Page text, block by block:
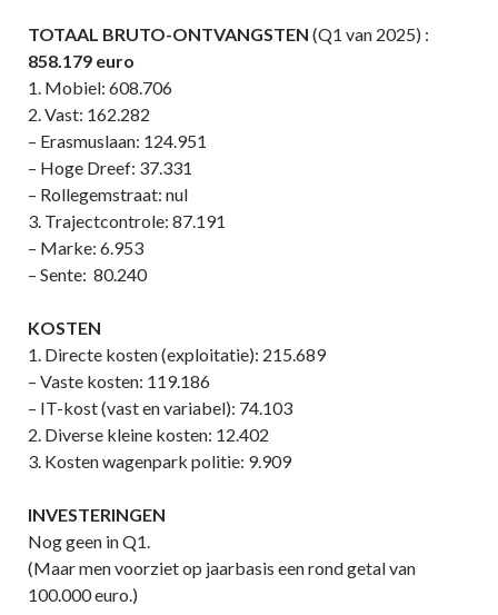
TOTAAL BRUTO-ONTVANGSTEN (Q1 van 2025) :
858.179 euro
1. Mobiel: 608.706
2. Vast: 162.282
– Erasmuslaan: 124.951
– Hoge Dreef: 37.331
– Rollegemstraat: nul
3. Trajectcontrole: 87.191
– Marke: 6.953
– Sente: 80.240
KOSTEN
1. Directe kosten (exploitatie): 215.689
– Vaste kosten: 119.186
– IT-kost (vast en variabel): 74.103
2. Diverse kleine kosten: 12.402
3. Kosten wagenpark politie: 9.909
INVESTERINGEN
Nog geen in Q1.
(Maar men voorziet op jaarbasis een rond getal van
100.000 euro.)